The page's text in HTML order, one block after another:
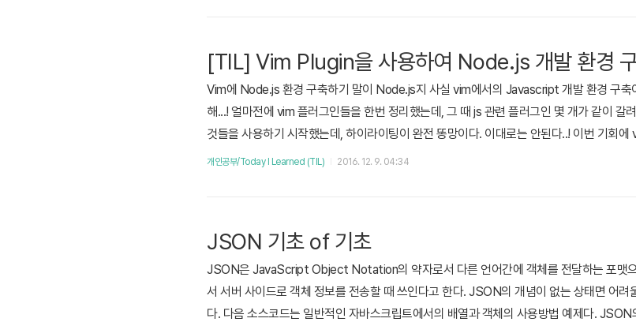
[TIL] Vim Plugin을 사용하여 Node.js 개발 환경 구
Vim에 Node.js 환경 구축하기 말이 Node.js지 사실 vim에서의 Javascript 개발 환경 구축
해...! 얼마전에 vim 플러그인들을 한번 정리했는데, 그 때 js 관련 플러그인 몇 개가 같이
것들을 사용하기 시작했는데, 하이라이팅이 완전 똥망이다. 이대로는 안된다..! 이번 기회
투자를 해야겠다. 일단 Vim Plugin Manager Vundle을 설치해보자 Vundle이 설치되어 있지
개인공부/Today I Learned (TIL) 2016. 12. 9. 04:34
JSON 기초 of 기초
JSON은 JavaScript Object Notation의 약자로서 다른 언어간에 객체를 전달하는 포맷으
서 서버 사이드로 객체 정보를 전송할 때 쓰인다고 한다. JSON의 개념이 없는 상태면 어려
다. 다음 소스코드는 일반적인 자바스크립트에서의 배열과 객체의 사용방법 예제다.